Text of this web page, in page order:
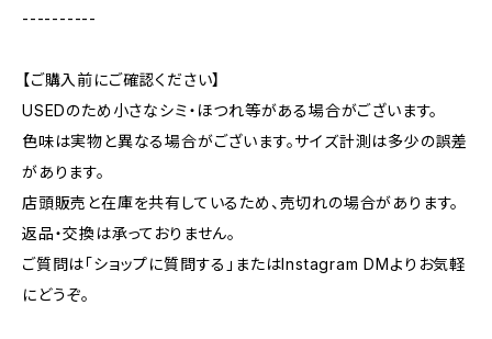
----------
【ご購入前にご確認ください】
USEDのため小さなシミ・ほつれ等がある場合がございます。
色味は実物と異なる場合がございます。サイズ計測は多少の誤差
があります。
店頭販売と在庫を共有しているため、売切れの場合があります。
返品・交換は承っておりません。
ご質問は「ショップに質問する」またはInstagram DMよりお気軽
にどうぞ。